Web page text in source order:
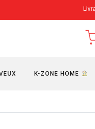
K-ZONE HOME